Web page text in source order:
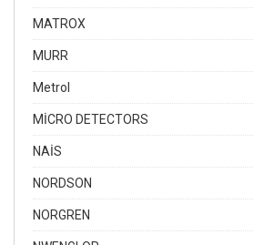
MATROX
MURR
Metrol
MİCRO DETECTORS
NAİS
NORDSON
NORGREN